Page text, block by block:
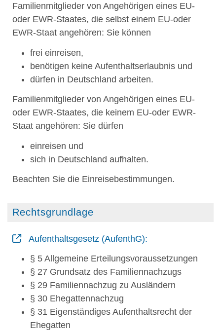
Familienmitglieder von Angehörigen eines EU-
oder EWR-Staates, die selbst einem EU-oder
EWR-Staat angehören: Sie können
frei einreisen,
benötigen keine Aufenthaltserlaubnis und
dürfen in Deutschland arbeiten.
Familienmitglieder von Angehörigen eines EU-
oder EWR-Staates, die keinem EU-oder EWR-
Staat angehören: Sie dürfen
einreisen und
sich in Deutschland aufhalten.
Beachten Sie die Einreisebestimmungen.
Rechtsgrundlage
Aufenthaltsgesetz (AufenthG):
§ 5 Allgemeine Erteilungsvoraussetzungen
§ 27 Grundsatz des Familiennachzugs
§ 29 Familiennachzug zu Ausländern
§ 30 Ehegattennachzug
§ 31 Eigenständiges Aufenthaltsrecht der
Ehegatten